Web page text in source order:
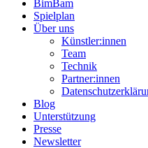
BimBam
Spielplan
Über uns
Künstler:innen
Team
Technik
Partner:innen
Blog
Unterstützung
Presse
Newsletter